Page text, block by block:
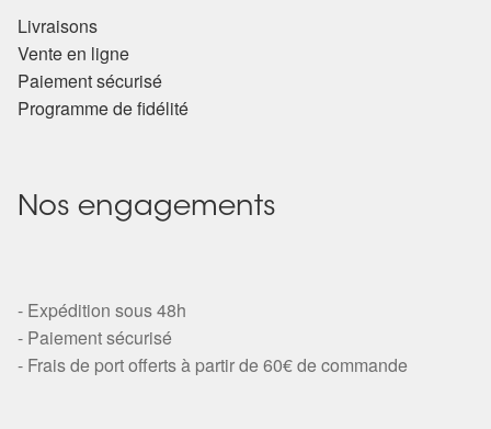
Livraisons
Vente en ligne
Paiement sécurisé
Programme de fidélité
Nos engagements
- Expédition sous 48h
- Paiement sécurisé
- Frais de port offerts à partir de 60€ de commande